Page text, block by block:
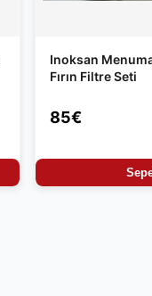
Inoksan
Fırın Filtre Seti
85€